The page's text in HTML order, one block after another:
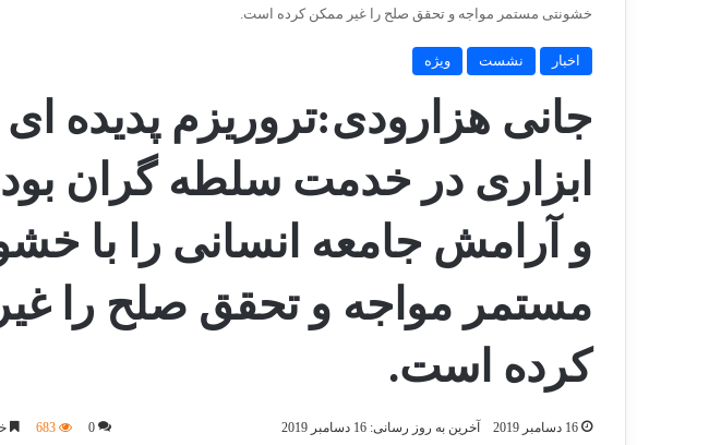
خشونتی مستمر مواجه و تحقق صلح را غیر ممکن کرده است.
اخبار نشست ویژه
جانی هزارودی:تروریزم پدیده
ابزاری در خدمت سلطه گران
و آرامش جامعه انسانی را با
مستمر مواجه و تحقق صلح را
کرده است.
16 دسامبر 2019 آخرین به روز رسانی: 16 دسامبر 2019 0
683